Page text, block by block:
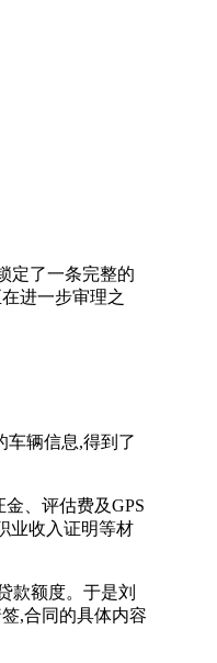
定了一条完整的
进一步审理之
辆信息,得到了
、评估费及GPS
业收入证明等材
款额度。于是刘
,合同的具体内容